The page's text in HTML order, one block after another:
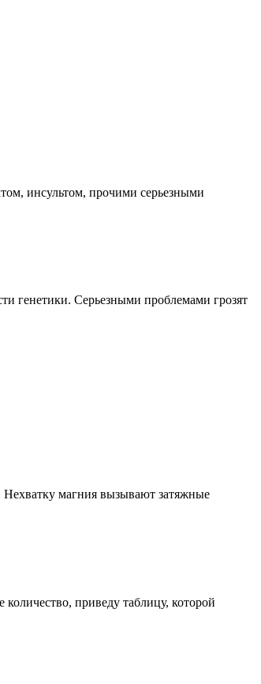
инсультом, прочими серьезными
генетики. Серьезными проблемами грозят
магния вызывают затяжные
приведу таблицу, которой